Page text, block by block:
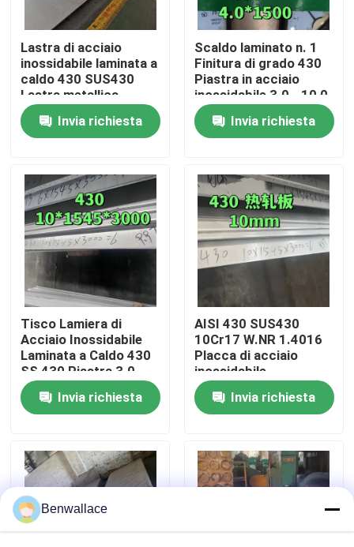
Casa.
Prodotti
Video
Su di noi
visita della fabbrica
Controllo della qualità
Contattaci
Casi
Lastra di acciaio
inossidabile laminata a
caldo 430 SUS430
Lastra metallica
8*1500*6000mm con
superficie NO.1
Invia richiesta
Scaldo laminato n. 1
Finitura di grado 430
Piastra in acciaio
inossidabile 3.0 - 10,0
mm SS 430 Piastra di
TISCOInvia richiesta
Tisco Lamiera di
Acciaio Inossidabile
Laminata a Caldo 430
SS 430 Piastra 3.0 -
10.0mm Superficie
No.1 Invia richiesta
AISI 430 SUS430
10Cr17 W.NR 1.4016
Placca di acciaio
inossidabile
10*1500*6000
Superficie NO.1
Invia richiesta
Benwallace